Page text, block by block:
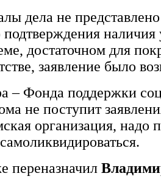
дела не представлено
подтверждения
достаточном для
заявление было
– Фонда поддержки
не поступит
организация, надо
переназначил